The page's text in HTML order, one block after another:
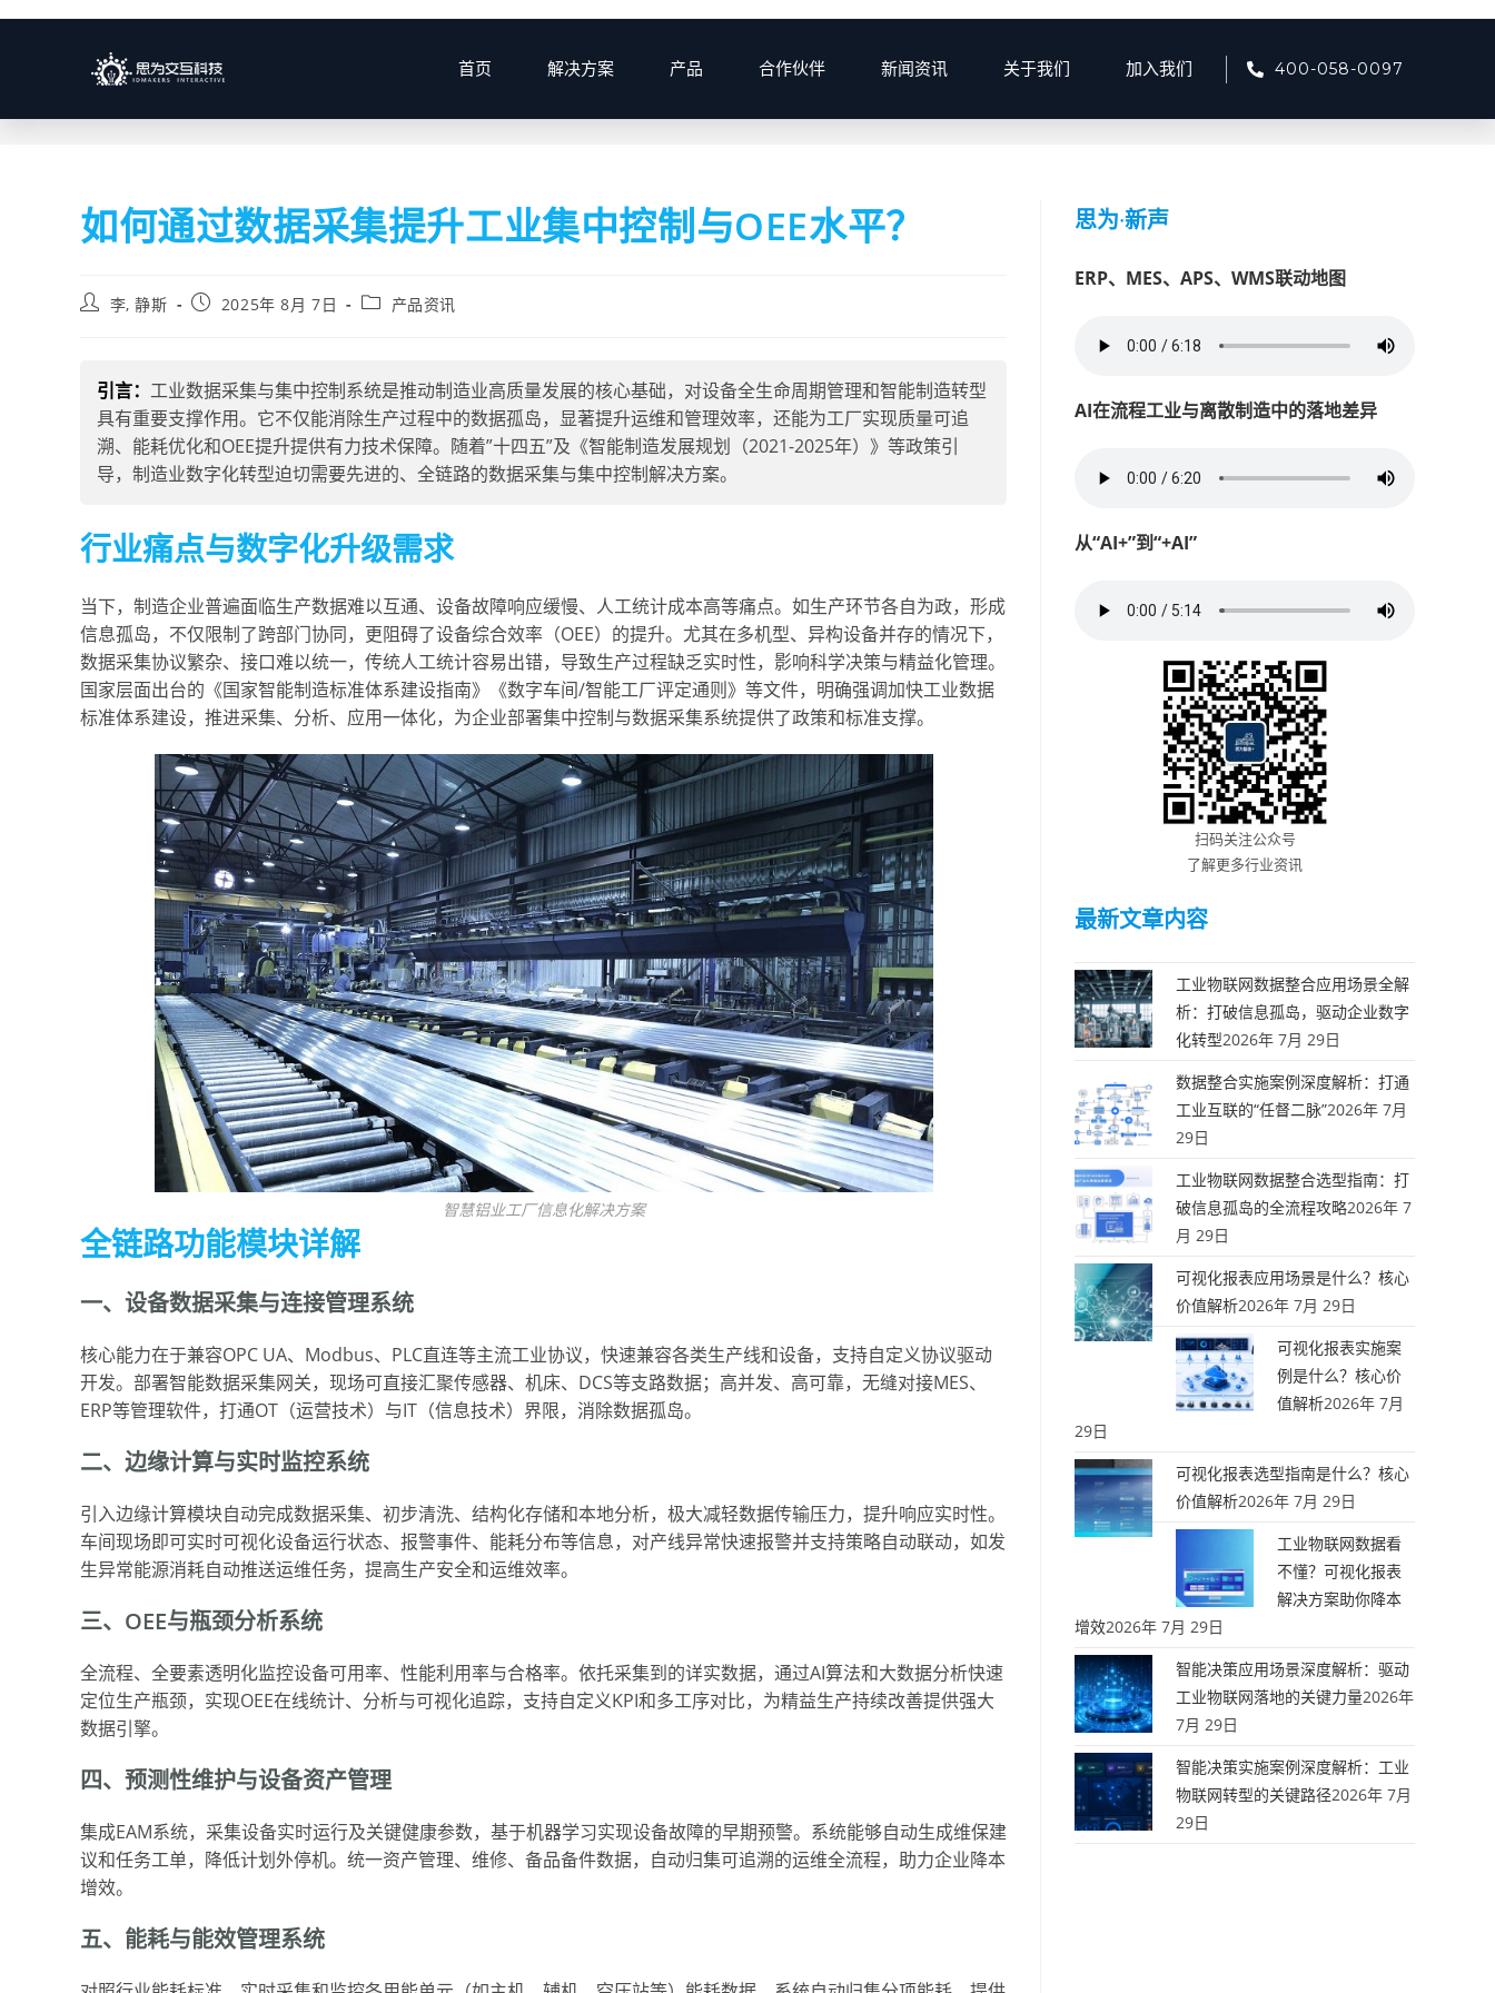
首页 解决方案 产品 合作伙伴 新闻资讯 关于我们 加入我们 400-058-0097
博客 > 2025 > > 产品资讯 如何通过数据采集提升工业集中控制与OEE水平？
如何通过数据采集提升工业集中控制与OEE水平？
李, 静斯 2025年 8月 7日 产品资讯
引言： 工业数据采集与集中控制系统是推动制造业高质量发展的核心基础，对设备全生命周期管理和智能制造转型
具有重要支撑作用。它不仅能消除生产过程中的数据孤岛，显著提升运维和管理效率，还能为工厂实现质量可追
溯、能耗优化和OEE提升提供有力技术保障。随着”十四五”及《智能制造发展规划（2021-2025年）》等政策引
导，制造业数字化转型迫切需要先进的、全链路的数据采集与集中控制解决方案。
行业痛点与数字化升级需求
当下，制造企业普遍面临生产数据难以互通、设备故障响应缓慢、人工统计成本高等痛点。如生产环节各自为政，形成
信息孤岛，不仅限制了跨部门协同，更阻碍了设备综合效率（OEE）的提升。尤其在多机型、异构设备并存的情况下，
数据采集协议繁杂、接口难以统一，传统人工统计容易出错，导致生产过程缺乏实时性，影响科学决策与精益化管理。
国家层面出台的《国家智能制造标准体系建设指南》《数字车间/智能工厂评定通则》等文件，明确强调加快工业数据
标准体系建设，推进采集、分析、应用一体化，为企业部署集中控制与数据采集系统提供了政策和标准支撑。
智慧铝业工厂信息化解决方案
全链路功能模块详解
一、设备数据采集与连接管理系统
核心能力在于兼容OPC UA、Modbus、PLC直连等主流工业协议，快速兼容各类生产线和设备，支持自定义协议驱动
开发。部署智能数据采集网关，现场可直接汇聚传感器、机床、DCS等支路数据；高并发、高可靠，无缝对接MES、
ERP等管理软件，打通OT（运营技术）与IT（信息技术）界限，消除数据孤岛。
二、边缘计算与实时监控系统
引入边缘计算模块自动完成数据采集、初步清洗、结构化存储和本地分析，极大减轻数据传输压力，提升响应实时性。
车间现场即可实时可视化设备运行状态、报警事件、能耗分布等信息，对产线异常快速报警并支持策略自动联动，如发
生异常能源消耗自动推送运维任务，提高生产安全和运维效率。
三、OEE与瓶颈分析系统
全流程、全要素透明化监控设备可用率、性能利用率与合格率。依托采集到的详实数据，通过AI算法和大数据分析快速
定位生产瓶颈，实现OEE在线统计、分析与可视化追踪，支持自定义KPI和多工序对比，为精益生产持续改善提供强大
数据引擎。
四、预测性维护与设备资产管理
集成EAM系统，采集设备实时运行及关键健康参数，基于机器学习实现设备故障的早期预警。系统能够自动生成维保建
议和任务工单，降低计划外停机。统一资产管理、维修、备品备件数据，自动归集可追溯的运维全流程，助力企业降本
增效。
五、能耗与能效管理系统
思为·新声
ERP、MES、APS、WMS联动地图
AI在流程工业与离散制造中的落地差异
从“AI+”到“+AI”
扫码关注公众号
了解更多行业资讯
最新文章内容
工业物联网数据整合应用场景全解
析：打破信息孤岛，驱动企业数字
化转型2026年 7月 29日
数据整合实施案例深度解析：打通
工业互联的“任督二脉”2026年 7月
29日
工业物联网数据整合选型指南：打
破信息孤岛的全流程攻略2026年 7
月 29日
可视化报表应用场景是什么？核心
价值解析2026年 7月 29日
可视化报表实施案
例是什么？核心价
值解析2026年 7月
29日
可视化报表选型指南是什么？核心
价值解析2026年 7月 29日
工业物联网数据看
不懂？可视化报表
解决方案助你降本
增效2026年 7月 29日
智能决策应用场景深度解析：驱动
工业物联网落地的关键力量2026年
7月 29日
智能决策实施案例深度解析：工业
物联网转型的关键路径2026年 7月
29日